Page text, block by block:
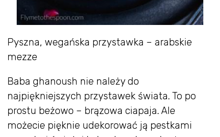
Pyszna, wegańska przystawka – arabskie
mezze
Baba ghanoush nie należy do
najpiękniejszych przystawek świata. To po
prostu beżowo – brązowa ciapaja. Ale
możecie pięknie udekorować ją pestkami